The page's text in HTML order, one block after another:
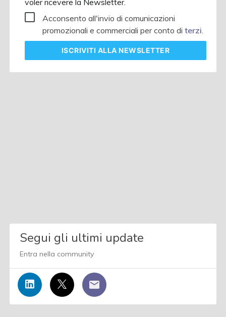
voler ricevere la Newsletter.
Acconsento all'invio di comunicazioni
promozionali e commerciali per conto diterzi.
ISCRIVITI ALLA NEWSLETTER
Segui gli ultimi update
Entra nella community